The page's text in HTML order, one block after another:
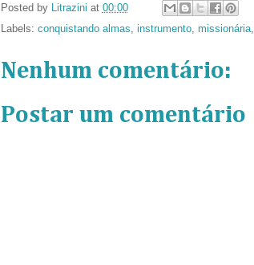
Posted by Litrazini at 00:00
Labels: conquistando almas, instrumento, missionária,
Nenhum comentário:
Postar um comentário